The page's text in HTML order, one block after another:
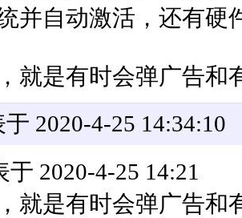
并自动激活，还有硬
就是有时会弹广告和
2020-4-25 14:34:10
2020-4-25 14:21
就是有时会弹广告和